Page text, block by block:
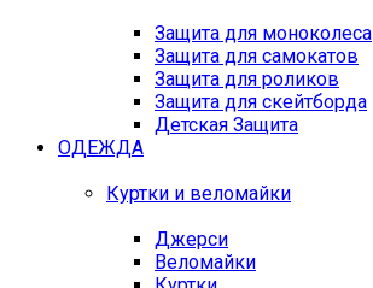
Защита для моноколеса
Защита для самокатов
Защита для роликов
Защита для скейтборда
Детская Защита
ОДЕЖДА
Куртки и веломайки
Джерси
Веломайки